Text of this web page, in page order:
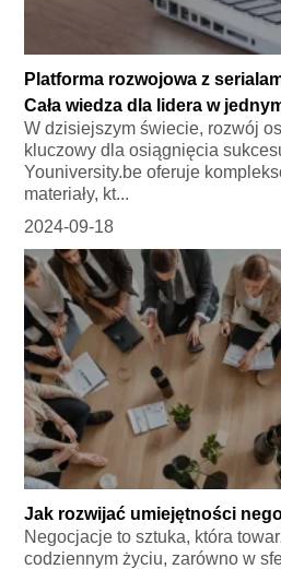
Platforma rozwojowa z
Cała wiedza dla lidera w
W dzisiejszym świecie, rozwój
kluczowy dla osiągnięcia
Youniversity.be oferuje
materiały, kt...
2024-09-18
Jak rozwijać umiejętności
Negocjacje to sztuka, która
codziennym życiu, zarówno w